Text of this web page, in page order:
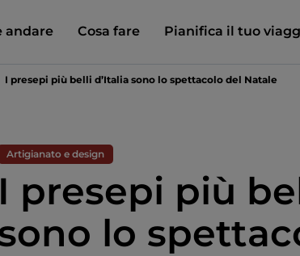
andare Cosa fare Pianifica il tuo
I presepi più belli d’Italia sono lo spettacolo del Natale
Artigianato e design
I presepi più
lo